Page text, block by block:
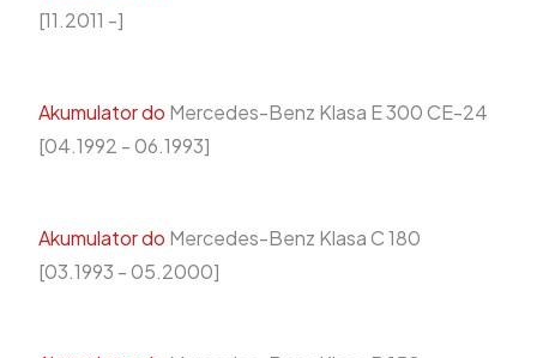
[11.2011 -]
Akumulator do Mercedes-Benz Klasa E 300 CE-24
[04.1992 - 06.1993]
Akumulator do Mercedes-Benz Klasa C 180
[03.1993 - 05.2000]